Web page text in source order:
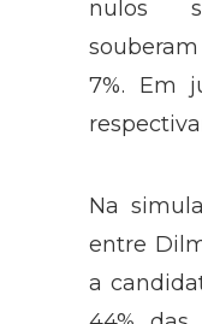
nulos
7%. Em
Na
entre